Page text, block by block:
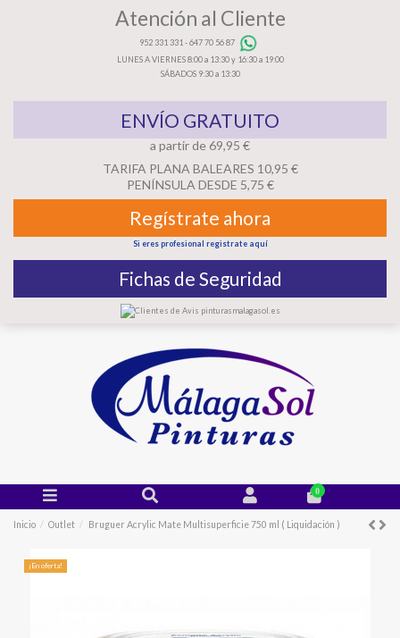
Atención al Cliente
952 331 331 -647 70 56 87
LUNES A VIERNES 8:00 a 13:30 y 16:30 a 19:00
SÁBADOS 9:30 a 13:30
ENVÍO GRATUITO
a partir de 69,95 €
TARIFA PLANA BALEARES 10,95 €
PENÍNSULA DESDE 5,75 €
Regístrate ahora
Si eres profesional registrate aquí
Fichas de Seguridad
0
Inicio Outlet Bruguer Acrylic Mate Multisuperficie 750 ml ( Liquidación )
¡En oferta!